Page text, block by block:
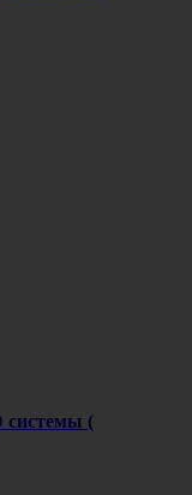
системы (